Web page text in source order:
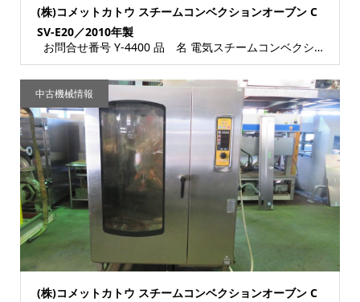
(株)コメットカトウ スチームコンベクションオーブン C
SV-E20／2010年製
お問合せ番号 Y-4400 品 名 電気スチームコンベクションオーブン 型 式 CSV...
(株)コメットカトウ スチームコンベクションオーブン C
中古機械情報